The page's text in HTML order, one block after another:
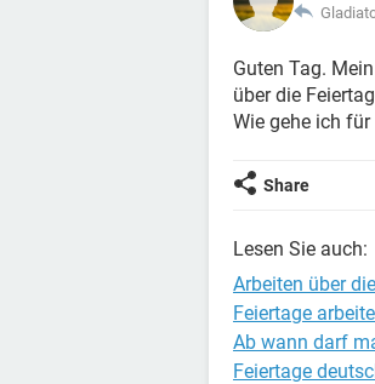
Guten Tag.
über die
Wie gehe ich
Share
Lesen Sie auch:
Arbeiten über
Feiertage
Ab wann darf
Feiertage